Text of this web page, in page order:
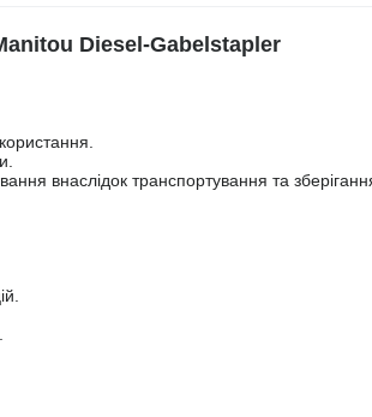
Diesel-Gabelstapler
внаслідок транспортування та